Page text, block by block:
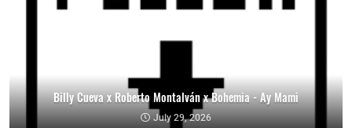
Billy Cueva x Roberto Montalván x Bohemia - Ay Mami
July 29, 2026